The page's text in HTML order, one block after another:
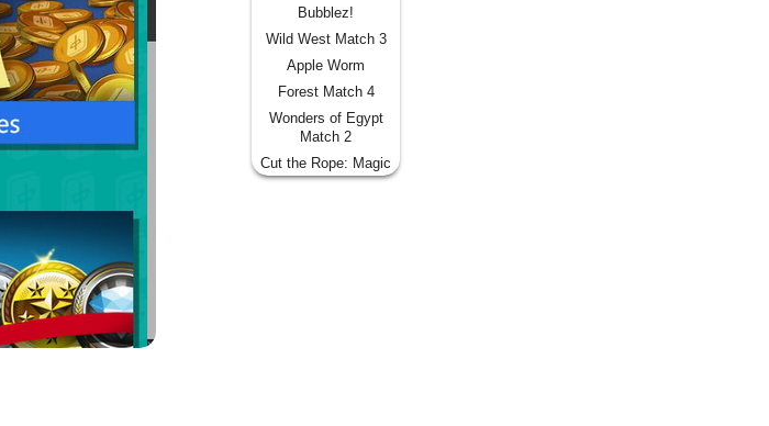
Bubblez!
Wild West Match 3
Apple Worm
Forest Match 4
Wonders of Egypt
Match 2
Cut the Rope: Magic